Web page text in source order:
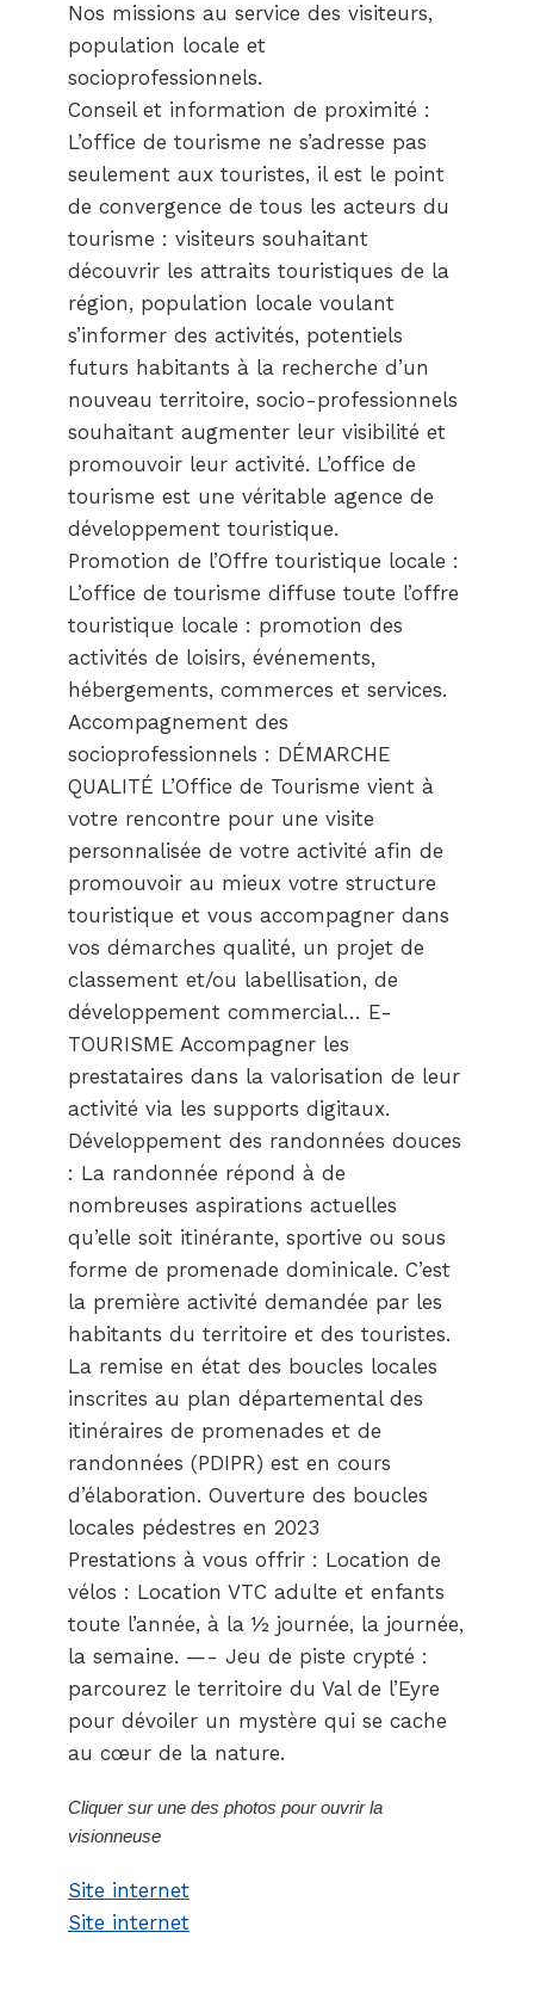
Nos missions au service des visiteurs,
population locale et
socioprofessionnels.
Conseil et information de proximité :
L’office de tourisme ne s’adresse pas
seulement aux touristes, il est le point
de convergence de tous les acteurs du
tourisme : visiteurs souhaitant
découvrir les attraits touristiques de la
région, population locale voulant
s’informer des activités, potentiels
futurs habitants à la recherche d’un
nouveau territoire, socio-professionnels
souhaitant augmenter leur visibilité et
promouvoir leur activité. L’office de
tourisme est une véritable agence de
développement touristique.
Promotion de l’Offre touristique locale :
L’office de tourisme diffuse toute l’offre
touristique locale : promotion des
activités de loisirs, événements,
hébergements, commerces et services.
Accompagnement des
socioprofessionnels : DÉMARCHE
QUALITÉ L’Office de Tourisme vient à
votre rencontre pour une visite
personnalisée de votre activité afin de
promouvoir au mieux votre structure
touristique et vous accompagner dans
vos démarches qualité, un projet de
classement et/ou labellisation, de
développement commercial… E-
TOURISME Accompagner les
prestataires dans la valorisation de leur
activité via les supports digitaux.
Développement des randonnées douces
: La randonnée répond à de
nombreuses aspirations actuelles
qu’elle soit itinérante, sportive ou sous
forme de promenade dominicale. C’est
la première activité demandée par les
habitants du territoire et des touristes.
La remise en état des boucles locales
inscrites au plan départemental des
itinéraires de promenades et de
randonnées (PDIPR) est en cours
d’élaboration. Ouverture des boucles
locales pédestres en 2023
Prestations à vous offrir : Location de
vélos : Location VTC adulte et enfants
toute l’année, à la ½ journée, la journée,
la semaine. —- Jeu de piste crypté :
parcourez le territoire du Val de l’Eyre
pour dévoiler un mystère qui se cache
au cœur de la nature.
Cliquer sur une des photos pour ouvrir la
visionneuse
Site internet
Site internet